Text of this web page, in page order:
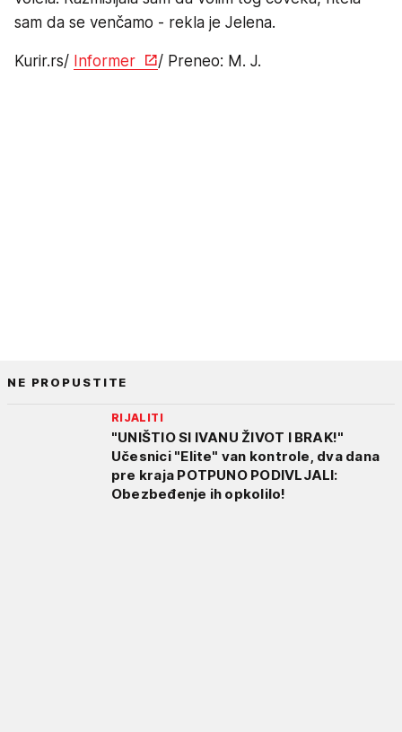
sam da se venčamo - rekla je Jelena.
Kurir.rs/ Informer / Preneo: M. J.
NE PROPUSTITE
RIJALITI
"UNIŠTIO SI IVANU ŽIVOT I BRAK!"
Učesnici "Elite" van kontrole, dva dana
pre kraja POTPUNO PODIVLJALI:
Obezbeđenje ih opkolilo!